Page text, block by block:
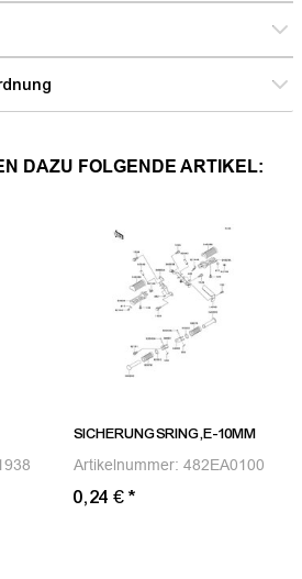
DAZU FOLGENDE ARTIKEL:
SICHERUNGSRING,E-10MM
Artikelnummer: 482EA0100
0,24 €*